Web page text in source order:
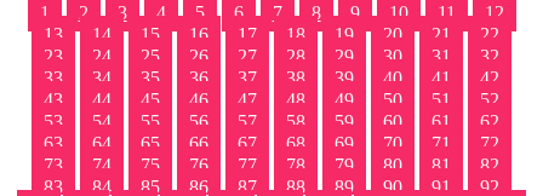
1 2 3 4 5 6 7 8 9 10 11
12
13
14 15 16 17 18 19 20 21
22
23
24 25 26 27 28 29 30 31
32
33
34 35 36 37 38 39 40 41
42
43
44 45 46 47 48 49 50 51
52
53
54 55 56 57 58 59 60 61
62
63
64 65 66 67 68 69 70 71
72
73
74 75 76 77 78 79 80 81
82
83
84 85 86 87 88 89 90 91
92